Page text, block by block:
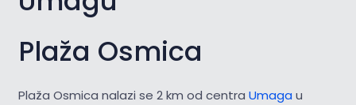
Plaža Osmica
Plaža Osmica nalazi se 2 km od centra Umaga u